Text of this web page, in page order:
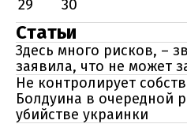
29
30
Статьи
Здесь много рисков, –
заявила, что не может
Не контролирует
Болдуина в очередной
убийстве украинки